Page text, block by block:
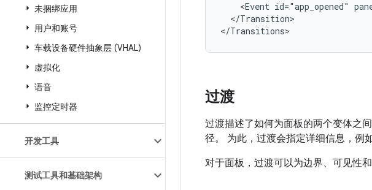
未捆绑应用
用户和账号
车载设备硬件抽象层 (VHAL)
虚拟化
语音
监控定时器
开发工具
测试工具和基础架构
<Event id="app_opened"
</Transition>
过渡
过渡描述了如何为面板的两个变体之
径。 为此，过渡会指定详细信息，例
对于面板，过渡可以为边界、可见性